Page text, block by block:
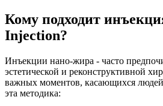
Кому подходит
Injection?
Инъекции нано-жира - часто
эстетической и реконструктивной
важных моментов, касающихся
эта методика: